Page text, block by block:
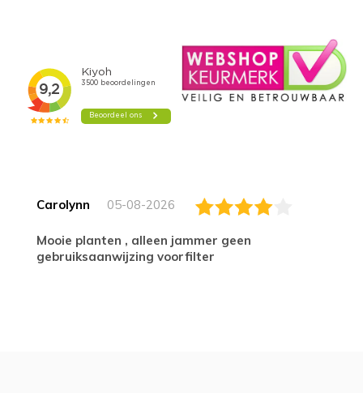
Carolynn 05-08-2026
Mooie planten , alleen jammer geen
gebruiksaanwijzing voorfilter